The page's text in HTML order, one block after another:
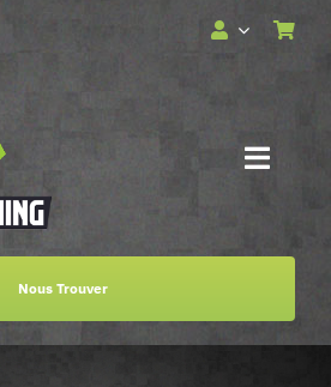
Toggle
Nous Trouver